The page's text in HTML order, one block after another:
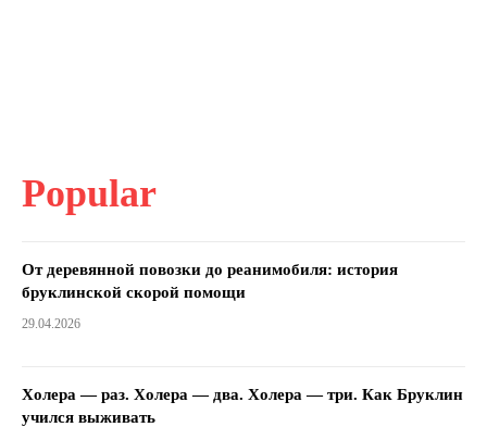
Popular
От деревянной повозки до реанимобиля: история
бруклинской скорой помощи
29.04.2026
Холера — раз. Холера — два. Холера — три. Как Бруклин
учился выживать